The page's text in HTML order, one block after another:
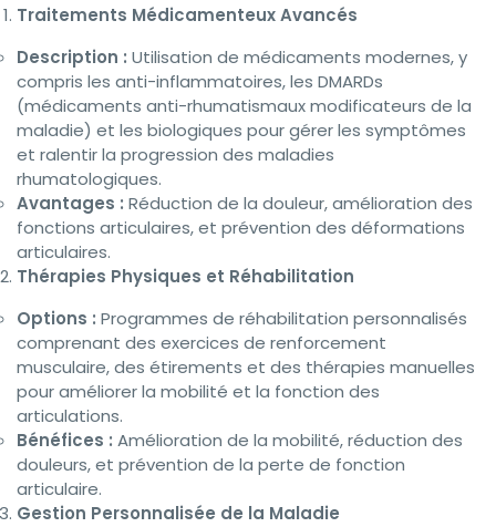
Traitements Médicamenteux Avancés
Description : Utilisation de médicaments modernes, y
compris les anti-inflammatoires, les DMARDs
(médicaments anti-rhumatismaux modificateurs de la
maladie) et les biologiques pour gérer les symptômes
et ralentir la progression des maladies
rhumatologiques.
Avantages : Réduction de la douleur, amélioration des
fonctions articulaires, et prévention des déformations
articulaires.
Thérapies Physiques et Réhabilitation
Options : Programmes de réhabilitation personnalisés
comprenant des exercices de renforcement
musculaire, des étirements et des thérapies manuelles
pour améliorer la mobilité et la fonction des
articulations.
Bénéfices : Amélioration de la mobilité, réduction des
douleurs, et prévention de la perte de fonction
articulaire.
Gestion Personnalisée de la Maladie